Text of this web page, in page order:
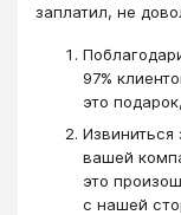
заплатил, не
97%
это
Извиниться
вашей
это
с нашей